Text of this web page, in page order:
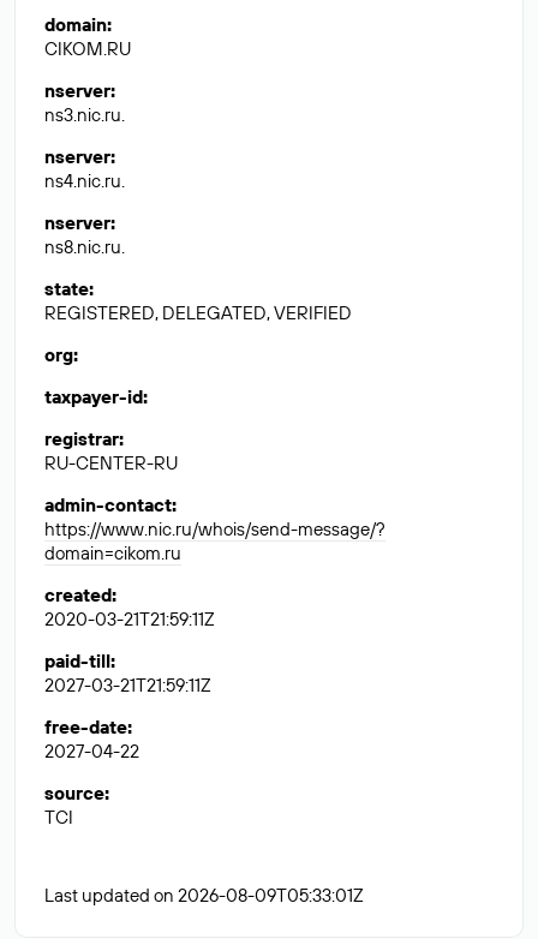
domain:
CIKOM.RU
nserver:
ns3.nic.ru.
nserver:
ns4.nic.ru.
nserver:
ns8.nic.ru.
state:
REGISTERED, DELEGATED, VERIFIED
org:
taxpayer-id:
registrar:
RU-CENTER-RU
admin-contact:
https://www.nic.ru/whois/send-message/?
domain=cikom.ru
created:
2020-03-21T21:59:11Z
paid-till:
2027-03-21T21:59:11Z
free-date:
2027-04-22
source:
TCI
Last updated on 2026-08-09T05:33:01Z